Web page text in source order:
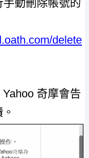
動刪除帳號的
delete
奇摩會告